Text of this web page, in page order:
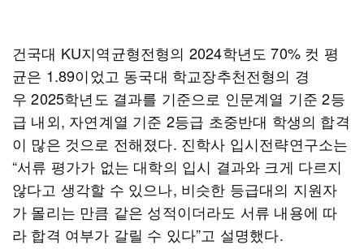
건국대 KU지역균형전형의 2024학년도 70% 컷 평
균은 1.89이었고 동국대 학교장추천전형의 경
우 2025학년도 결과를 기준으로 인문계열 기준 2등
급 내외, 자연계열 기준 2등급 초중반대 학생의 합격
이 많은 것으로 전해졌다. 진학사 입시전략연구소는
“서류 평가가 없는 대학의 입시 결과와 크게 다르지
않다고 생각할 수 있으나, 비슷한 등급대의 지원자
가 몰리는 만큼 같은 성적이더라도 서류 내용에 따
라 합격 여부가 갈릴 수 있다”고 설명했다.